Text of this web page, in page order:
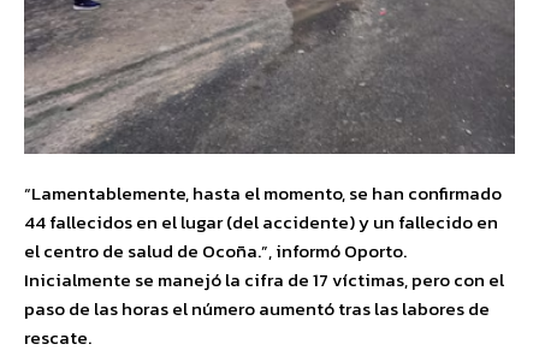
“Lamentablemente, hasta el momento, se han confirmado
44 fallecidos en el lugar (del accidente) y un fallecido en
el centro de salud de Ocoña.”, informó Oporto.
Inicialmente se manejó la cifra de 17 víctimas, pero con el
paso de las horas el número aumentó tras las labores de
rescate.